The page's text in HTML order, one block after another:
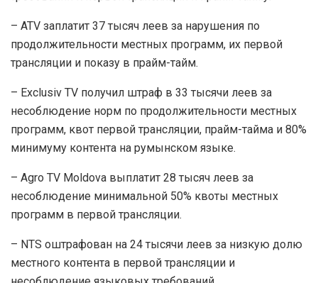
– ATV заплатит 37 тысяч леев за нарушения по
продолжительности местных программ, их первой
трансляции и показу в прайм-тайм.
– Exclusiv TV получил штраф в 33 тысячи леев за
несоблюдение норм по продолжительности местных
программ, квот первой трансляции, прайм-тайма и 80%
минимуму контента на румынском языке.
– Agro TV Moldova выплатит 28 тысяч леев за
несоблюдение минимальной 50% квоты местных
программ в первой трансляции.
– NTS оштрафован на 24 тысячи леев за низкую долю
местного контента в первой трансляции и